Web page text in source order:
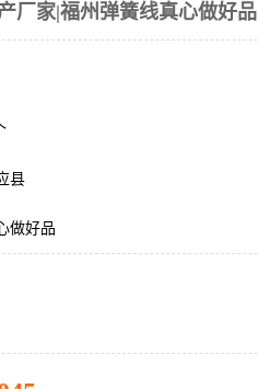
厂家|福州弹簧线真心做好品
县
做好品